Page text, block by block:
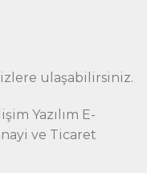
ulaşabilirsiniz.
Yazılım E-
ve Ticaret